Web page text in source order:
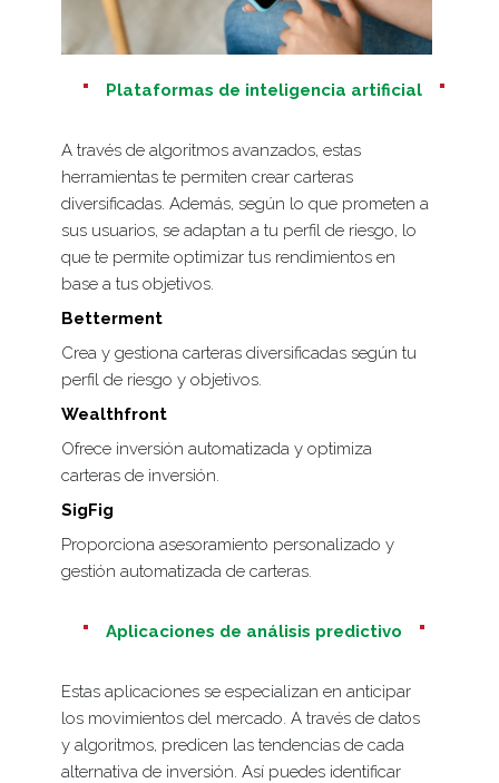
Plataformas de inteligencia artificial
A través de algoritmos avanzados, estas
herramientas te permiten crear carteras
diversificadas. Además, según lo que prometen a
sus usuarios, se adaptan a tu perfil de riesgo, lo
que te permite optimizar tus rendimientos en
base a tus objetivos.
Betterment
Crea y gestiona carteras diversificadas según tu
perfil de riesgo y objetivos.
Wealthfront
Ofrece inversión automatizada y optimiza
carteras de inversión.
SigFig
Proporciona asesoramiento personalizado y
gestión automatizada de carteras.
Aplicaciones de análisis predictivo
Estas aplicaciones se especializan en anticipar
los movimientos del mercado. A través de datos
y algoritmos, predicen las tendencias de cada
alternativa de inversión. Así puedes identificar